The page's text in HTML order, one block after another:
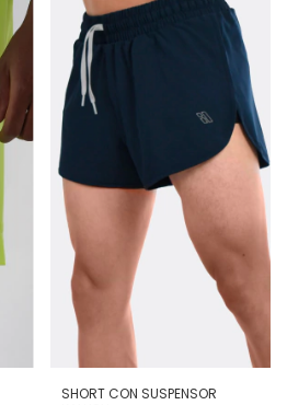
SHORT CON SUSPENSOR